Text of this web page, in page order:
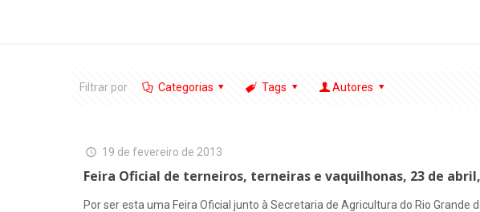
Filtrar por Categorias Tags Autores
19 de fevereiro de 2013
Feira Oficial de terneiros, terneiras e vaquilhonas, 23 de
Por ser esta uma Feira Oficial junto à Secretaria de Agricultura do Rio